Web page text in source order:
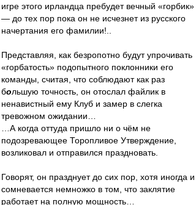
игре этого ирландца пребудет вечный «горбик»
— до тех пор пока он не исчезнет из русского
начертания его фамилии!..
Представляя, как безропотно будут упрочивать
«горбатость» подопытного поклонники его
команды, считая, что соблюдают как раз
большую точность, он отослал файлик в
ненавистный ему Клуб и замер в слегка
тревожном ожидании…
…А когда оттуда пришло ни о чём не
подозревающее Торопливое Утверждение,
возликовал и отправился праздновать.
Говорят, он празднует до сих пор, хотя иногда и
сомневается немножко в том, что заклятие
работает на полную мощность…